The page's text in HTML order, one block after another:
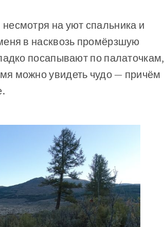
на уют спальника и
в насквозь промёрзшую
посапывают по палаточкам,
можно увидеть чудо — причём